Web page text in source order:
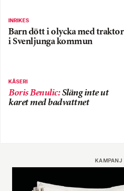
INRIKES
Barn dött i olycka med traktor
i Svenljunga kommun
KÅSERI
Boris Benulic:Släng inte ut
karet med badvattnet
KAMPANJ